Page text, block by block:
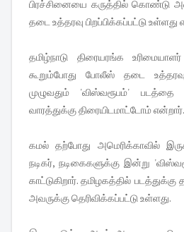
பிரச்சினையை கருத்தில் கொண்டு
தடை உத்தரவு பிறப்பிக்கப்பட்டு உள்ளது
தமிழ்நாடு திரையரங்க
கூறும்போது போலீஸ் தடை
முழுவதும் 'விஸ்வரூபம்' படத்தை
வாரத்துக்கு திரையிடமாட்டோம் என்றார்.
கமல் தற்போது அமெரிக்காவில்
நடிகர், நடிகைகளுக்கு இன்று
காட்டுகிறார். தமிழகத்தில்
அவருக்கு தெரிவிக்கப்பட்டு உள்ளது.